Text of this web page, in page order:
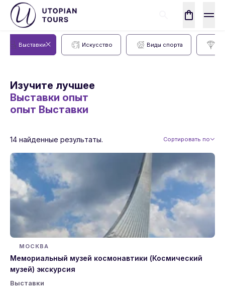
Выставки Искусство Виды спорта
Изучите лучшее
Выставки опыт
опыт Выставки
Сортировать по
14 найденные результаты.
МОСКВА
Мемориальный музей космонавтики (Космический
музей) экскурсия
Выставки